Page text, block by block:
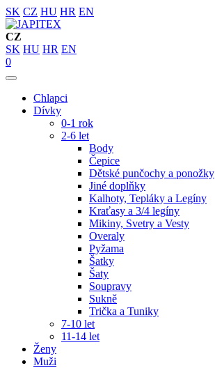
SK CZ HU HR EN
CZ
SK HU HR EN
0
Chlapci
Dívky
0-1 rok
2-6 let
Body
Čepice
Dětské punčochy a ponožky
Jiné doplňky
Kalhoty, Tepláky a Legíny
Kraťasy a 3/4 legíny
Mikiny, Svetry a Vesty
Overaly
Pyžama
Šatky
Šaty
Soupravy
Sukně
Trička a Tuniky
7-10 let
11-14 let
Ženy
Muži